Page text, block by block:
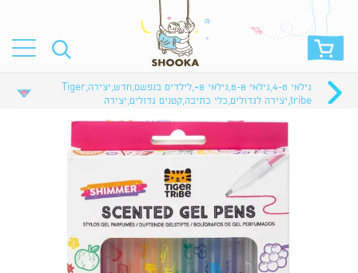
גילאי 4-6 ,גילאי 6-8 ,גילאי 8+ ,לילדים בנפשם,חדש,יצירה,
Tiger
tribe
,יצירה לגדולים,כלי כתיבה,קטנים גדולים,יצירה